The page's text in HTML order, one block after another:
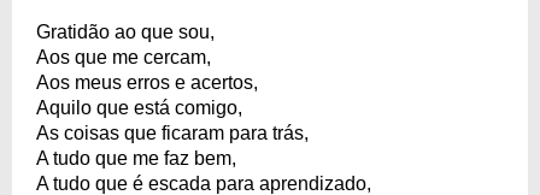
Gratidão ao que sou,
Aos que me cercam,
Aos meus erros e acertos,
Aquilo que está comigo,
As coisas que ficaram para trás,
A tudo que me faz bem,
A tudo que é escada para aprendizado,